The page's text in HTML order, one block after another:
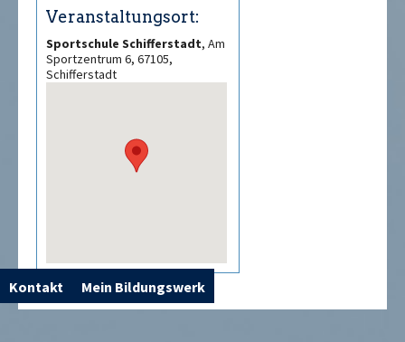
Veranstaltungsort:
Sportschule Schifferstadt, Am
Sportzentrum 6, 67105,
Schifferstadt
Kontakt Mein Bildungswerk